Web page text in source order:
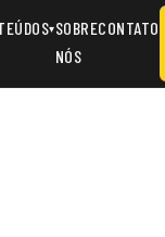
▾SOBRE
NÓS
CONTATO